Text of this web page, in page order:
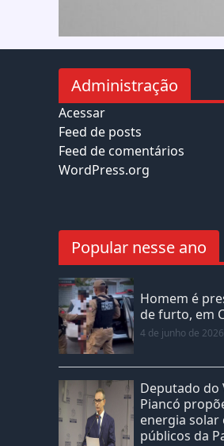
Administração
Acessar
Feed de posts
Feed de comentários
WordPress.org
Popular nesse ano
Homem é
de furto, em
4 de junho de 2026
Deputado do
Piancó
energia solar
públicos da